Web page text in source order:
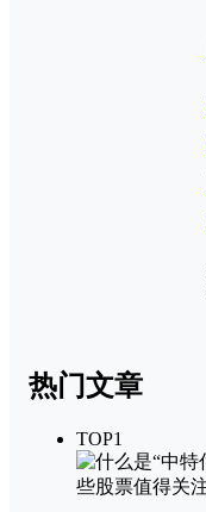
热门文章
TOP1